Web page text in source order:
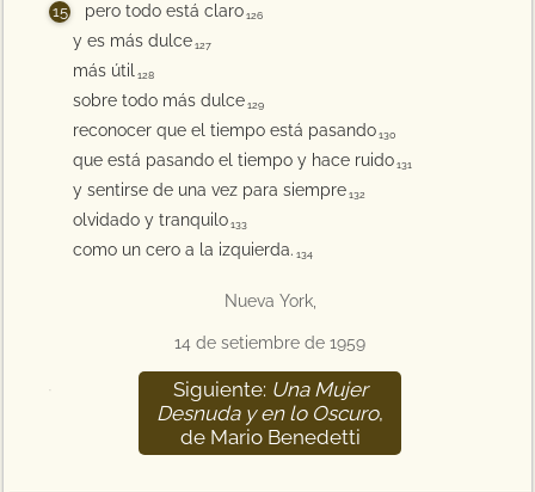
pero todo está claro 126
y es más dulce 127
más útil 128
sobre todo más dulce 129
reconocer que el tiempo está pasando 130
que está pasando el tiempo y hace ruido 131
y sentirse de una vez para siempre 132
olvidado y tranquilo 133
como un cero a la izquierda. 134
Nueva York,
14 de setiembre de 1959
Siguiente: Una Mujer
Desnuda y en lo Oscuro,
de Mario Benedetti